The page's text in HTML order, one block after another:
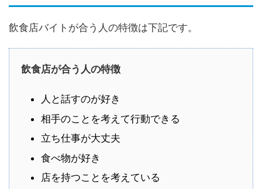
飲食店バイトが合う人の特徴は下記です。
飲食店が合う人の特徴
人と話すのが好き
相手のことを考えて行動できる
立ち仕事が大丈夫
食べ物が好き
店を持つことを考えている